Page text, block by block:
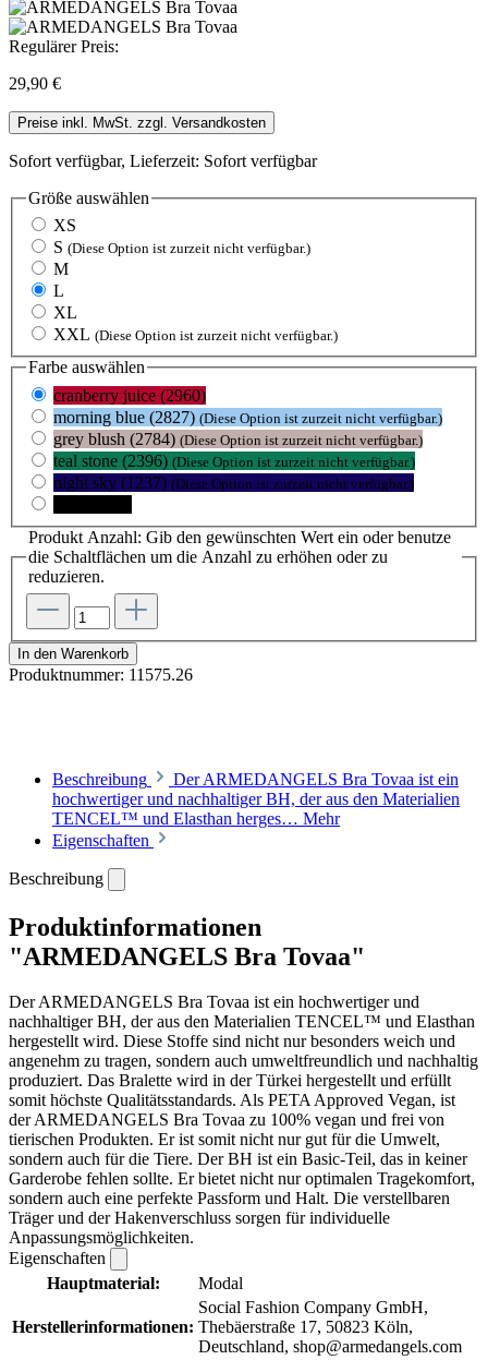
Regulärer Preis:
29,90 €
Preise inkl. MwSt. zzgl. Versandkosten
Sofort verfügbar, Lieferzeit: Sofort verfügbar
Größe auswählen
XS
S (Diese Option ist zurzeit nicht verfügbar.)
M
L
XL
XXL (Diese Option ist zurzeit nicht verfügbar.)
Farbe auswählen
cranberry juice (2960)
morning blue (2827) (Diese Option ist zurzeit nicht verfügbar.)
grey blush (2784) (Diese Option ist zurzeit nicht verfügbar.)
teal stone (2396) (Diese Option ist zurzeit nicht verfügbar.)
night sky (1237) (Diese Option ist zurzeit nicht verfügbar.)
Produkt Anzahl: Gib den gewünschten Wert ein oder benutze
die Schaltflächen um die Anzahl zu erhöhen oder zu
reduzieren.
In den Warenkorb
Produktnummer: 11575.26
Beschreibung
Der ARMEDANGELS Bra Tovaa ist ein
hochwertiger und nachhaltiger BH, der aus den Materialien
TENCEL™ und Elasthan herges… Mehr
Eigenschaften
Beschreibung
Produktinformationen
"ARMEDANGELS Bra Tovaa"
Der ARMEDANGELS Bra Tovaa ist ein hochwertiger und
nachhaltiger BH, der aus den Materialien TENCEL™ und Elasthan
hergestellt wird. Diese Stoffe sind nicht nur besonders weich und
angenehm zu tragen, sondern auch umweltfreundlich und nachhaltig
produziert. Das Bralette wird in der Türkei hergestellt und erfüllt
somit höchste Qualitätsstandards. Als PETA Approved Vegan, ist
der ARMEDANGELS Bra Tovaa zu 100% vegan und frei von
tierischen Produkten. Er ist somit nicht nur gut für die Umwelt,
sondern auch für die Tiere. Der BH ist ein Basic-Teil, das in keiner
Garderobe fehlen sollte. Er bietet nicht nur optimalen Tragekomfort,
sondern auch eine perfekte Passform und Halt. Die verstellbaren
Träger und der Hakenverschluss sorgen für individuelle
Anpassungsmöglichkeiten.
Eigenschaften
Hauptmaterial:
Modal
Herstellerinformationen:
Social Fashion Company GmbH,
Thebäerstraße 17, 50823 Köln,
Deutschland, shop@armedangels.com